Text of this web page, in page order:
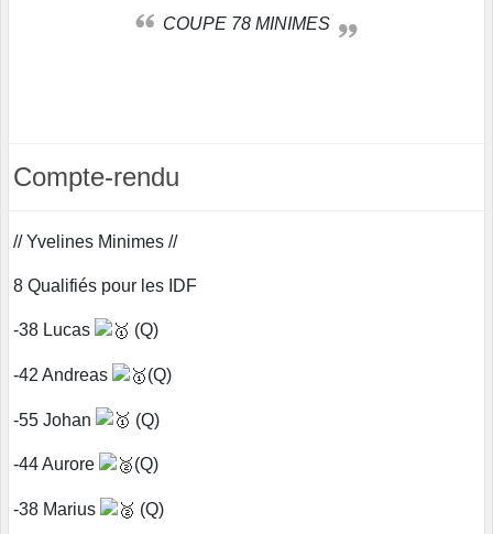
COUPE 78 MINIMES
Compte-rendu
// Yvelines Minimes //
8 Qualifiés pour les IDF
-38 Lucas (Q)
-42 Andreas (Q)
-55 Johan (Q)
-44 Aurore (Q)
-38 Marius (Q)